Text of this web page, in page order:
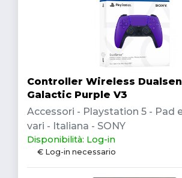
Controller Wireless
Galactic Purple V3
Accessori - Playstation 5 - Pad
vari - Italiana - SONY
Disponibilità: Log-in
€ Log-in necessario